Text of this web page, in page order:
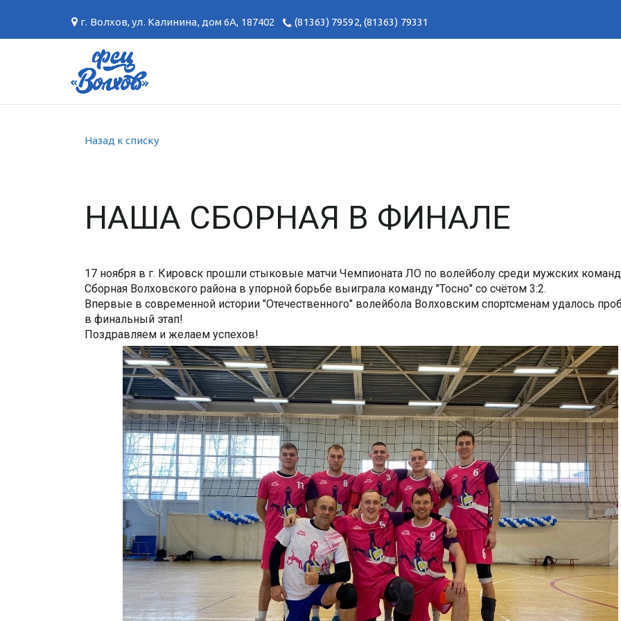
г. Волхов,ул. Калинина, дом 6А, 187402 (81363) 79592,(81363) 79331
Назад к списку
НАША СБОРНАЯ В ФИНАЛЕ
17 ноября в г. Кировск прошли стыковые матчи Чемпионата ЛО по волейболу среди мужских
Сборная Волховского района в упорной борьбе выиграла команду "Тосно" со счётом 3:2.
Впервые в современной истории "Отечественного" волейбола Волховским спортсменам удалось
в финальный этап!
Поздравляем и желаем успехов!